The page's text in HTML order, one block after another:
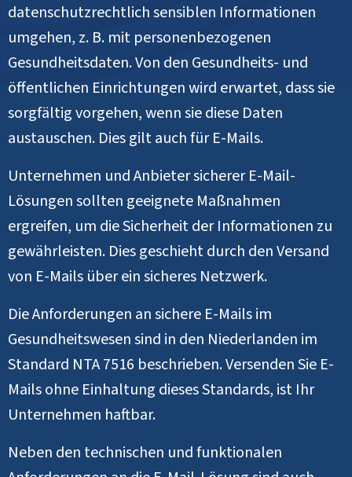
datenschutzrechtlich sensiblen Informationen
umgehen, z. B. mit personenbezogenen
Gesundheitsdaten. Von den Gesundheits- und
öffentlichen Einrichtungen wird erwartet, dass sie
sorgfältig vorgehen, wenn sie diese Daten
austauschen. Dies gilt auch für E-Mails.
Unternehmen und Anbieter sicherer E-Mail-
Lösungen sollten geeignete Maßnahmen
ergreifen, um die Sicherheit der Informationen zu
gewährleisten. Dies geschieht durch den Versand
von E-Mails über ein sicheres Netzwerk.
Die Anforderungen an sichere E-Mails im
Gesundheitswesen sind in den Niederlanden im
Standard NTA 7516 beschrieben. Versenden Sie E-
Mails ohne Einhaltung dieses Standards, ist Ihr
Unternehmen haftbar.
Neben den technischen und funktionalen